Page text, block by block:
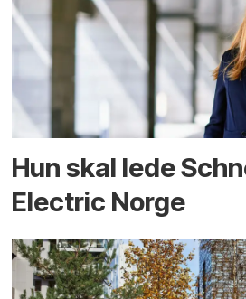
Hun skal lede
Electric Norge